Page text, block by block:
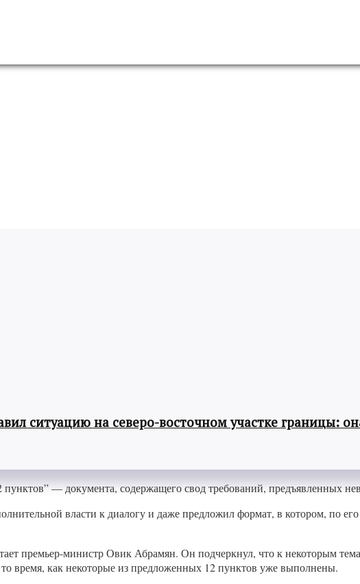
ситуацию на северо-восточном участке границы:
— документа, содержащего свод требований, предъявленных
власти к диалогу и даже предложил формат, в котором, по
премьер-министр Овик Абрамян. Он подчеркнул, что к некоторым
время, как некоторые из предложенных 12 пунктов уже выполнены.